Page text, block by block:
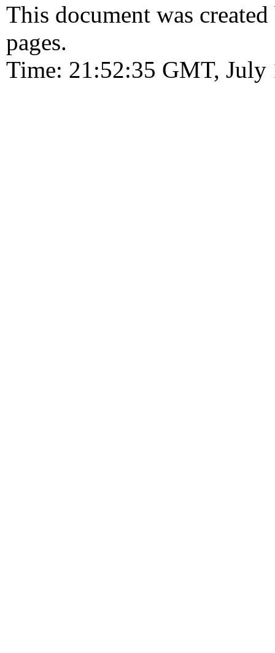
This document was
pages.
Time: 21:52:35 GMT, July